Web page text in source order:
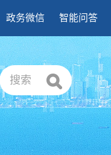
政务微信 智能问答
搜索